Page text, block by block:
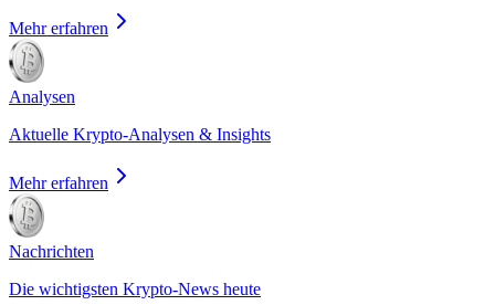
Mehr erfahren
Analysen
Aktuelle Krypto-Analysen & Insights
Mehr erfahren
Nachrichten
Die wichtigsten Krypto-News heute